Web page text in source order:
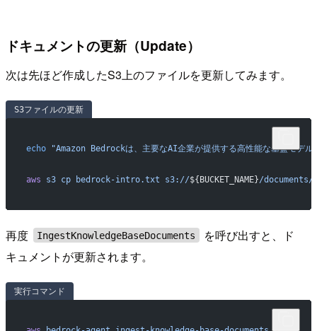
ドキュメントの更新（Update）
次は先ほど作成したS3上のファイルを更新してみます。
S3ファイルの更新
echo "Amazon Bedrockは、主要なAI企業が提供する高性能な基盤モデ
aws s3 cp bedrock-intro.txt s3://${BUCKET_NAME}/
再度 IngestKnowledgeBaseDocuments
を呼び出すと、ド
キュメントが更新されます。
実行コマンド